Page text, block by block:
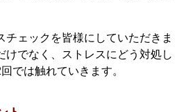
チェックを皆様にしていただきま
けでなく、ストレスにどう対処し
では触れていきます。